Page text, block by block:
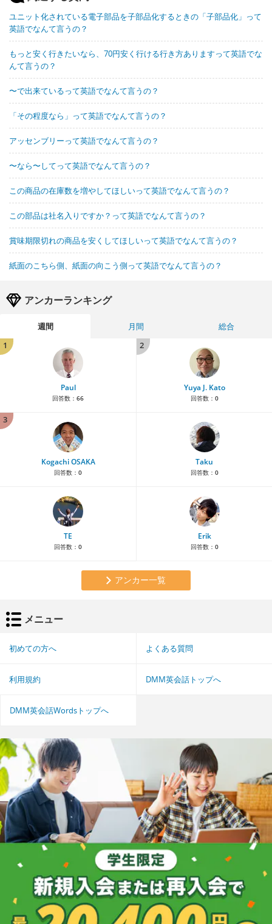
ユニット化されている電子部品を子部品化するときの「子部品化」って
英語でなんて言うの？
もっと安く行きたいなら、70円安く行ける行き方ありますって英語でな
んて言うの？
〜で出来ているって英語でなんて言うの？
「その程度なら」って英語でなんて言うの？
アッセンブリーって英語でなんて言うの？
〜なら〜してって英語でなんて言うの？
この商品の在庫数を増やしてほしいって英語でなんて言うの？
この部品は社名入りですか？って英語でなんて言うの？
賞味期限切れの商品を安くしてほしいって英語でなんて言うの？
紙面のこちら側、紙面の向こう側って英語でなんて言うの？
アンカーランキング
週間 月間
総合
1
Paul
回答数： 66
2
Yuya J. Kato
回答数： 0
3
Kogachi OSAKA
回答数： 0
Taku
回答数： 0
TE
回答数： 0
Erik
回答数： 0
アンカー一覧
メニュー
初めての方へ よくある質問
利用規約 DMM英会話トップへ
DMM英会話Wordsトップへ